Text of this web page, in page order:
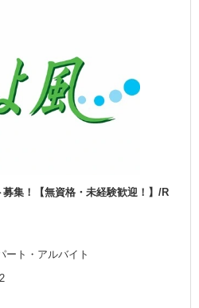
募集！【無資格・未経験歓迎！】/R
ート・アルバイト